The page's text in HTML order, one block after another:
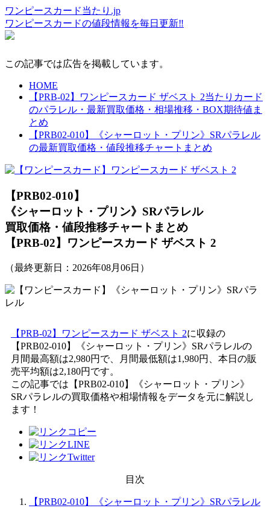
ワンピースカード当たり.jp
ワンピースカードの値段情報を毎日更新‼
この記事では広告を掲載しています。
HOME
【PRB-02】ワンピースカード ザベスト 2当たりカード
のパラレル・最新買取価格・相場推移・BOX期待値ま
とめ
【PRB02-010】《シャーロット・プリン》SRパラレル
の最新買取価格・値段推移チャートまとめ
【PRB02-010】
《シャーロット・プリン》SRパラレル
買取価格・値段推移チャートまとめ
【PRB-02】ワンピースカード ザベスト 2
（最終更新日： 2026年08月06日 ）
【PRB-02】ワンピースカード ザベスト 2に収録の
【PRB02-010】《シャーロット・プリン》SRパラレルの
月間最高額は2,980円で、月間最低額は1,980円、本日の販
売平均額は2,180円です。
この記事では【PRB02-010】《シャーロット・プリン》
SRパラレルの買取価格や相場情報をデータを元に解説し
ます！
目次
【PRB02-010】《シャーロット・プリン》SRパラレル